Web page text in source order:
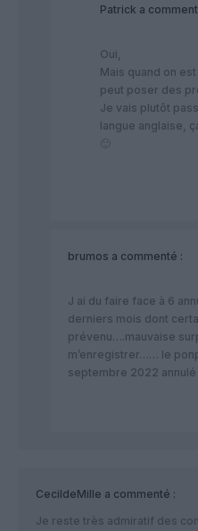
Patrick a
Oui,
Mais quand on
peut poser des
Je vais plutôt
langue anglaise,
🙂
brumos a commenté :
J ai du faire face à 6
derniers mois dont
prévenu….mauvaise
m’enregistrer…… le
septembre 2022
CecildeMille a commenté :
Je reste très admiratif des